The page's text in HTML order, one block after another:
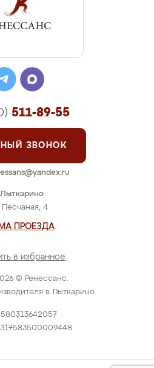
© Ренессанс.
в Лыткарино.
Лыткарино
Песчаная, 4
ПРОЕЗДА
в избранное
511-89-55
ЗВОНОК